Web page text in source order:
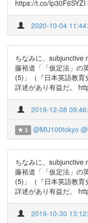
https://t.co/
2020-10-04
ちなみに、subjunctive
藤裕道「「仮定法」の
(5)」（『日本英語教
詳述があり有益だ。
2019-12-08
3 @MU100tokyo
ちなみに、subjunctive
藤裕道「「仮定法」の
(5)」（『日本英語教
詳述があり有益だ。
2019-10-30